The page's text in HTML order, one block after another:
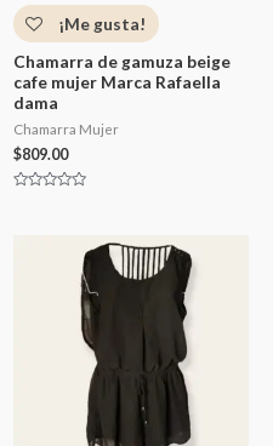
¡Me gusta!
Chamarra de gamuza beige
cafe mujer Marca Rafaella
dama
Chamarra Mujer
$809.00